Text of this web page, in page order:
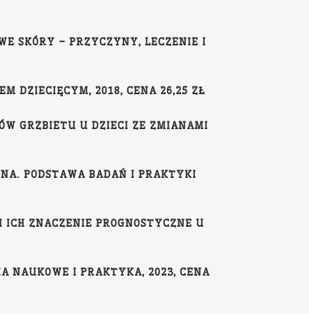
SKÓRY – PRZYCZYNY, LECZENIE I
DZIECIĘCYM, 2018, CENA 26,25 ZŁ
GRZBIETU U DZIECI ZE ZMIANAMI
PODSTAWA BADAŃ I PRAKTYKI
ZNACZENIE PROGNOSTYCZNE U
NAUKOWE I PRAKTYKA, 2023, CENA